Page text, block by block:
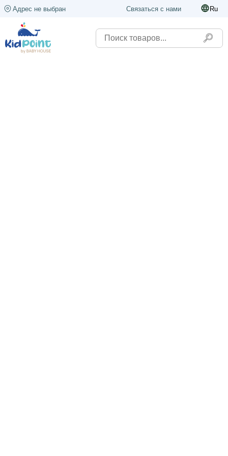
Адрес не выбран Связаться с нами Ru